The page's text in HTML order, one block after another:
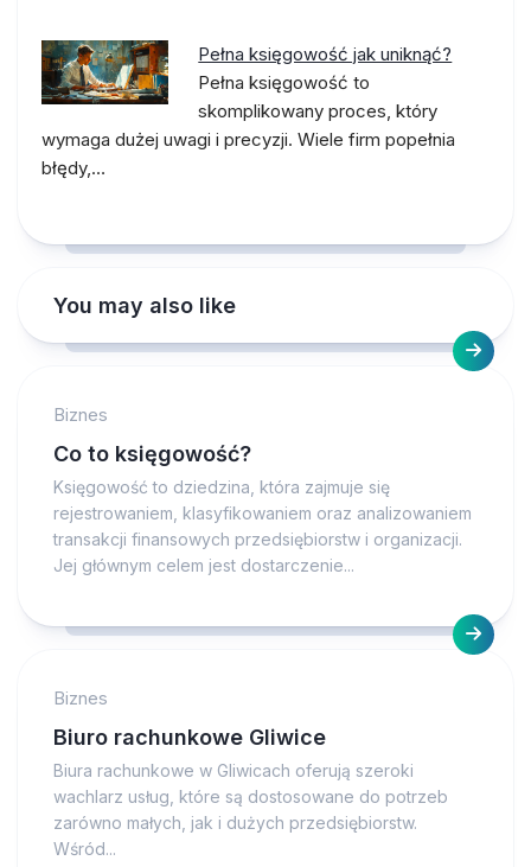
Pełna księgowość jak uniknąć?
Pełna księgowość to
skomplikowany proces, który
wymaga dużej uwagi i precyzji. Wiele firm popełnia
błędy,…
You may also like
Biznes
Co to księgowość?
Księgowość to dziedzina, która zajmuje się
rejestrowaniem, klasyfikowaniem oraz analizowaniem
transakcji finansowych przedsiębiorstw i organizacji.
Jej głównym celem jest dostarczenie...
Biznes
Biuro rachunkowe Gliwice
Biura rachunkowe w Gliwicach oferują szeroki
wachlarz usług, które są dostosowane do potrzeb
zarówno małych, jak i dużych przedsiębiorstw.
Wśród...